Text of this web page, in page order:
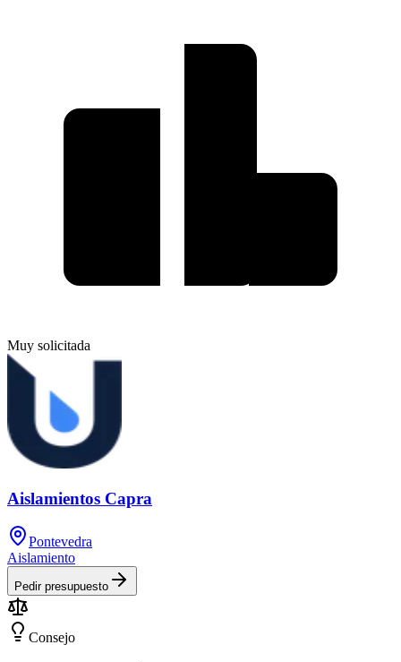
Muy solicitada
Aislamientos Capra
Pontevedra
Aislamiento
Pedir presupuesto
Consejo